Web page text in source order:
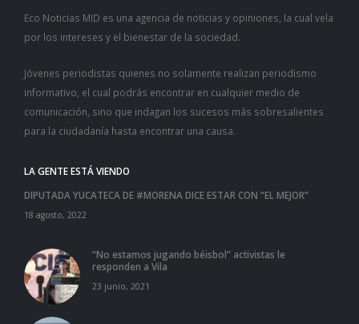
Eco Noticias MID es una agencia de noticias y opiniones, la cual vela
por los intereses y el bienestar de la sociedad.
Jóvenes periodistas quienes no solamente realizan periodismo
informativo, el cual podrás encontrar en cualquier medio de
comunicación, sino que indagan los sucesos más sobresalientes
para la ciudadanía hasta encontrar una causa.
LA GENTE ESTÁ VIENDO
DIPUTADA YUCATECA DE #MORENA DICE ESTAR CON “EL MEJOR”
18 agosto, 2022
“No estamos jugando béisbol” activistas le
responden a Vila
23 junio, 2021